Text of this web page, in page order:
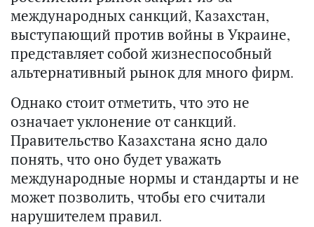
международных санкций, Казахстан,
выступающий против войны в Украине,
представляет собой жизнеспособный
альтернативный рынок для много фирм.
Однако стоит отметить, что это не
означает уклонение от санкций.
Правительство Казахстана ясно дало
понять, что оно будет уважать
международные нормы и стандарты и не
может позволить, чтобы его считали
нарушителем правил.